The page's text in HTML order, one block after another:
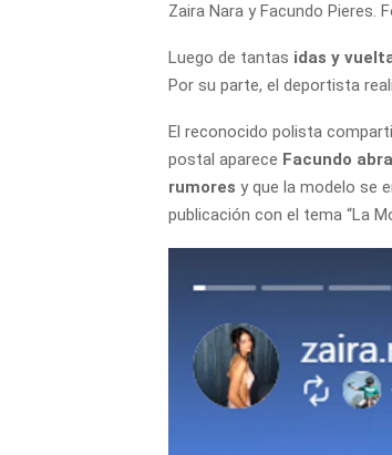
Zaira Nara y Facundo Pieres.
Luego de tantas idas y
Por su parte, el deportista
El reconocido polista
postal aparece Facundo
rumores y que la modelo se
publicación con el tema “La